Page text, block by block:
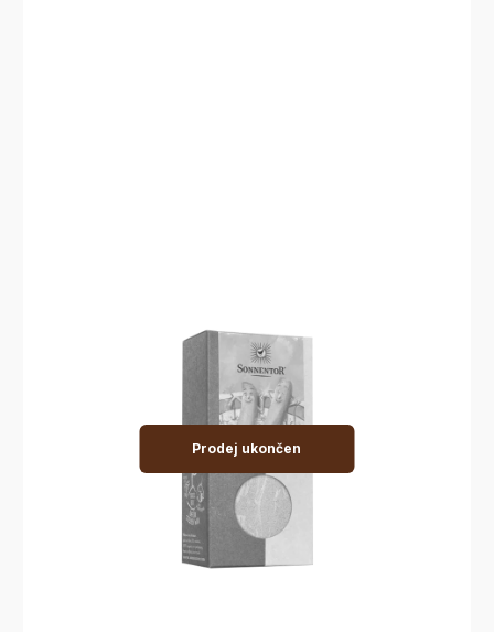
Prodej ukončen